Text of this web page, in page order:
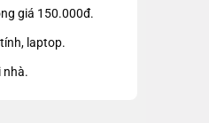
giá 150.000đ.
laptop.
nhà.